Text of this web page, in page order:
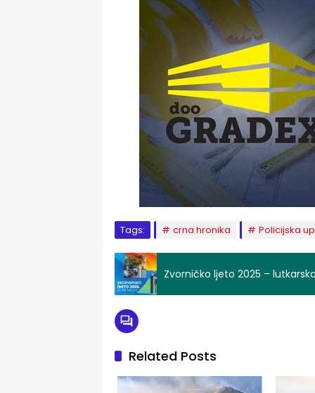
Tags: crna hronika Policijska
Zvorničko ljeto 2025 –
Related Posts